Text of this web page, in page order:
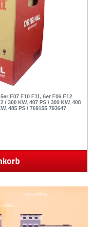
F07 F10 F11, 6er F06 F12
/ 300 KW, 407 PS / 300 KW, 408
485 PS / 769155 793647